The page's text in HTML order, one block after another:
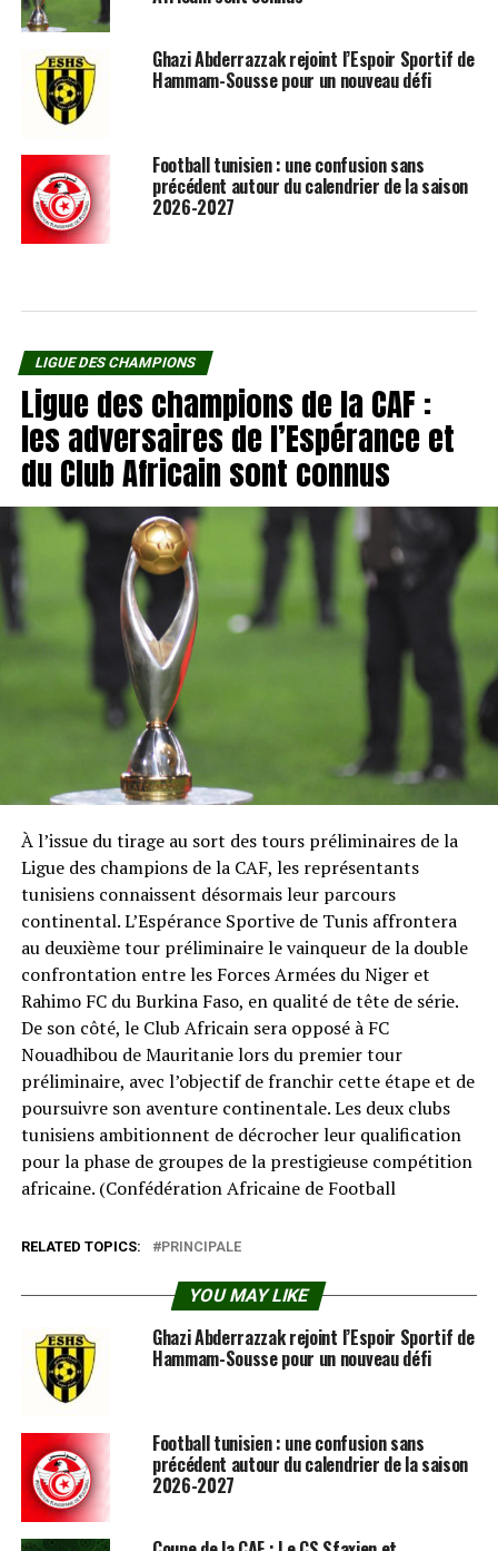
Ghazi Abderrazzak rejoint l’Espoir Sportif de
Hammam-Sousse pour un nouveau défi
Football tunisien : une confusion sans
précédent autour du calendrier de la saison
2026-2027
LIGUE DES CHAMPIONS
Ligue des champions de la CAF :
les adversaires de l’Espérance et
du Club Africain sont connus
À l’issue du tirage au sort des tours préliminaires de la
Ligue des champions de la CAF, les représentants
tunisiens connaissent désormais leur parcours
continental. L’Espérance Sportive de Tunis affrontera
au deuxième tour préliminaire le vainqueur de la double
confrontation entre les Forces Armées du Niger et
Rahimo FC du Burkina Faso, en qualité de tête de série.
De son côté, le Club Africain sera opposé à FC
Nouadhibou de Mauritanie lors du premier tour
préliminaire, avec l’objectif de franchir cette étape et de
poursuivre son aventure continentale. Les deux clubs
tunisiens ambitionnent de décrocher leur qualification
pour la phase de groupes de la prestigieuse compétition
africaine. (Confédération Africaine de Football⁠
RELATED TOPICS: PRINCIPALE
YOU MAY LIKE
Ghazi Abderrazzak rejoint l’Espoir Sportif de
Hammam-Sousse pour un nouveau défi
Football tunisien : une confusion sans
précédent autour du calendrier de la saison
2026-2027